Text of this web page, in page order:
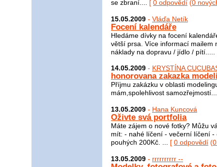
se zbraní.... [ 0 odpovědí (0
15.05.2009 - Vláďa Netík
Focení kalendáře
Hledáme dívky na focení
větší prsa. Více informací mailem
náklady na dopravu / jídlo /
14.05.2009 - KRYSTÍNA
honorovana zakazka
Příjmu zakázku v oblasti
mám,spolehlivost
13.05.2009 - Hana Kuncová
Oživte svá portfolia
Máte zájem o nové fotky? Můžu
mít: - nahé líčení - večerní líčení
pouhých 200Kč. ... [ 0 odpovědí (
13.05.2009 - rrrrrrrrrr --